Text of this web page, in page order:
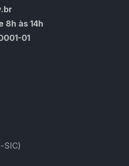
8h às 14h
01
SIC)